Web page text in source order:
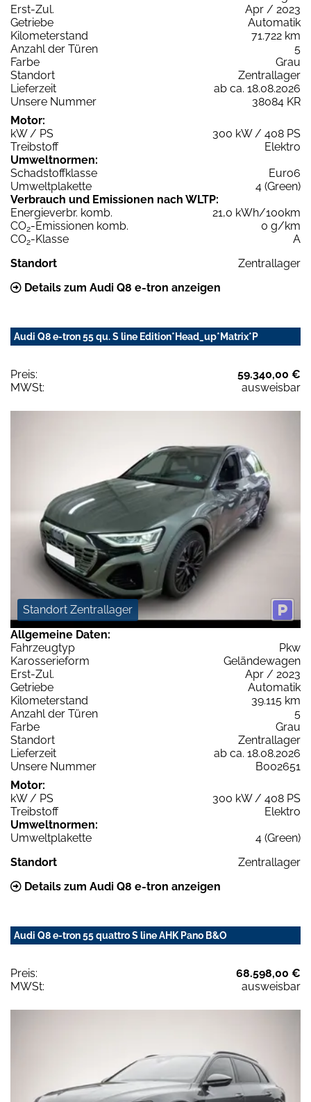
Erst-Zul.
Apr / 2023
Getriebe
Automatik
Kilometerstand
71.722 km
Anzahl der Türen
5
Farbe
Grau
Standort
Zentrallager
Lieferzeit
ab ca. 18.08.2026
Unsere Nummer
38084 KR
Motor:
kW / PS
300 kW / 408 PS
Treibstoff
Elektro
Umweltnormen:
Schadstoffklasse
Euro6
Umweltplakette
4 (Green)
Verbrauch und Emissionen nach WLTP:
Energieverbr. komb.
21,0 kWh/100km
CO2-Emissionen komb.
0 g/km
CO2-Klasse
A
Standort
Zentrallager
Details zum Audi Q8 e-tron anzeigen
Audi Q8 e-tron 55 qu. S line Edition*Head_up*Matrix*P
Preis:
59.340,00 €
MWSt:
ausweisbar
Standort Zentrallager
Allgemeine Daten:
Fahrzeugtyp
Pkw
Karosserieform
Geländewagen
Erst-Zul.
Apr / 2023
Getriebe
Automatik
Kilometerstand
39.115 km
Anzahl der Türen
5
Farbe
Grau
Standort
Zentrallager
Lieferzeit
ab ca. 18.08.2026
Unsere Nummer
B002651
Motor:
kW / PS
300 kW / 408 PS
Treibstoff
Elektro
Umweltnormen:
Umweltplakette
4 (Green)
Standort
Zentrallager
Details zum Audi Q8 e-tron anzeigen
Audi Q8 e-tron 55 quattro S line AHK Pano B&O
Preis:
68.598,00 €
MWSt:
ausweisbar